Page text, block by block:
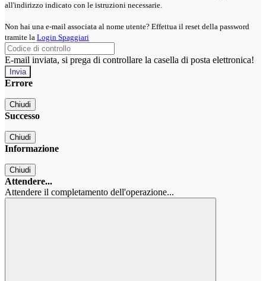
all'indirizzo indicato con le istruzioni necessarie.
Non hai una e-mail associata al nome utente? Effettua il reset della password
tramite la Login Spaggiari
E-mail inviata, si prega di controllare la casella di posta elettronica!
Errore
Chiudi
Successo
Chiudi
Informazione
Chiudi
Attendere...
Attendere il completamento dell'operazione...